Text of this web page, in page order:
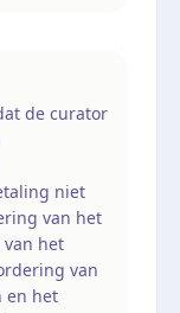
de curator
niet
van het
het
van
en het